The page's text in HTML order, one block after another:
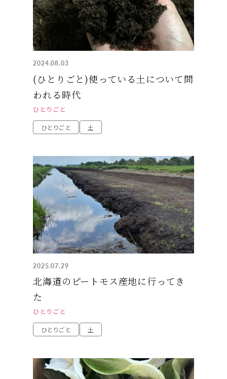
2024.08.03
(ひとりごと)使っている土について問
われる時代
ひとりごと
ひとりごと 土
2025.07.29
北海道のピートモス産地に行ってき
た
ひとりごと
ひとりごと 土